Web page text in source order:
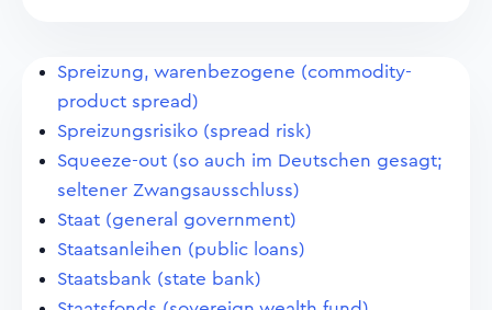
Spreizung, warenbezogene (commodity-
product spread)
Spreizungsrisiko (spread risk)
Squeeze-out (so auch im Deutschen gesagt;
seltener Zwangsausschluss)
Staat (general government)
Staatsanleihen (public loans)
Staatsbank (state bank)